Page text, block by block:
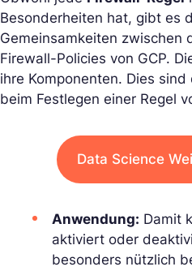
Besonderheiten hat, gibt es
Gemeinsamkeiten zwischen
Firewall-Policies von GCP.
ihre Komponenten. Dies
beim Festlegen einer Regel
Data Science
Anwendung: Damit
aktiviert oder
besonders nützlich